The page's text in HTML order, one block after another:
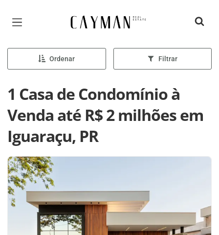
Página inicial
Ordenar Filtrar
1 Casa de Condomínio à
Venda até R$ 2 milhões em
Iguaraçu, PR